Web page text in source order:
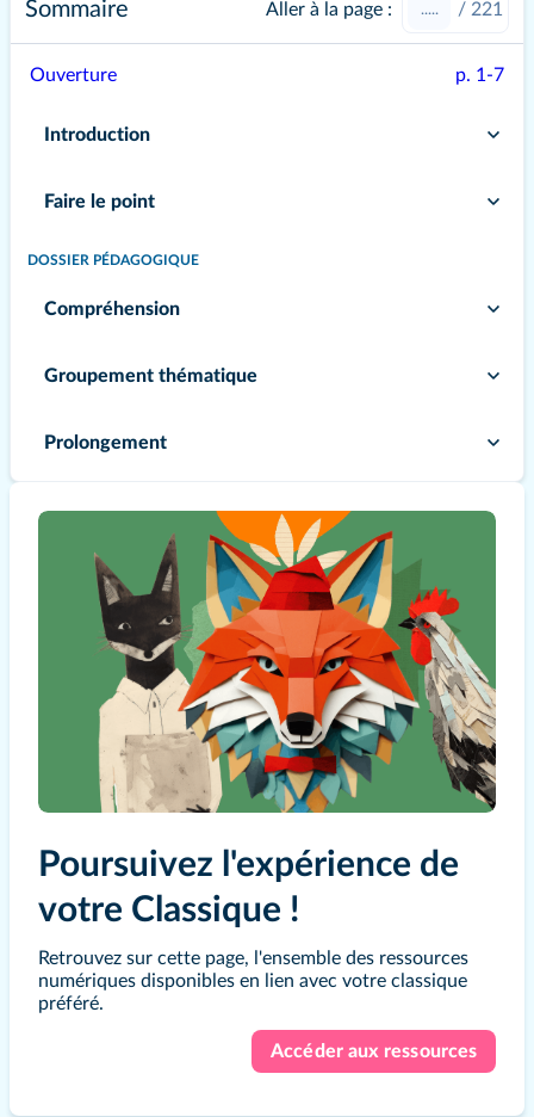
Sommaire Aller à la page : / 221
Ouverture p. 1-7
Introduction
Faire le point
DOSSIER PÉDAGOGIQUE
Compréhension
Groupement thématique
Prolongement
Poursuivez l'expérience de
votre Classique !
Retrouvez sur cette page, l'ensemble des ressources
numériques disponibles en lien avec votre classique
préféré.
Accéder aux ressources